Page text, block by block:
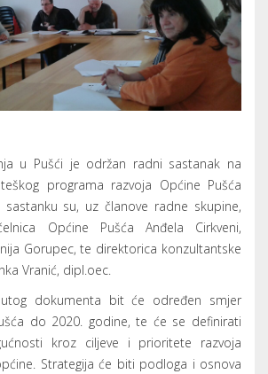
u Pušći je održan radni sastanak na
programa razvoja Općine Pušća
su, uz članove radne skupine,
Općine Pušća Anđela Cirkveni,
Gorupec, te direktorica konzultantske
Vranić, dipl.oec.
dokumenta bit će određen smjer
do 2020. godine, te će se definirati
kroz ciljeve i prioritete razvoja
Strategija će biti podloga i osnova